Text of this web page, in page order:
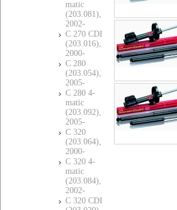
matic
(203.081),
2002-
C 270 CDI
(203.016),
2000-
C 280
(203.054),
2005-
C 280 4-
matic
(203.092),
2005-
C 320
(203.064),
2000-
C 320 4-
matic
(203.084),
2002-
C 320 CDI